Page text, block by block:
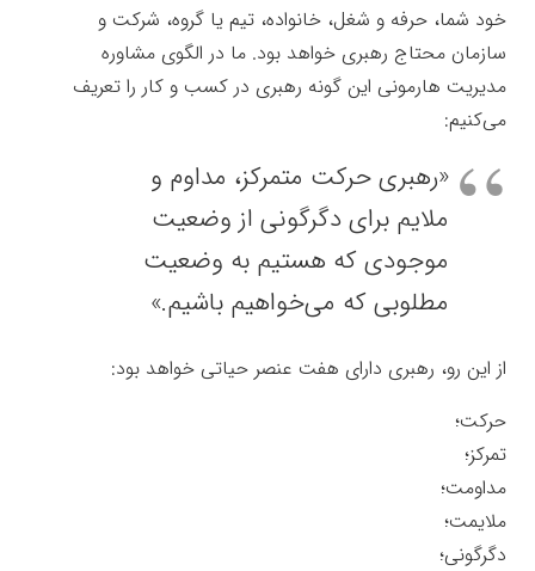
خود شما، حرفه و شغل، خانواده، تیم یا گروه، شرکت و
سازمان محتاج رهبری خواهد بود. ما در الگوی مشاوره
مدیریت هارمونی این گونه رهبری در کسب و کار را تعریف
می‌کنیم:
«رهبری حرکت متمرکز، مداوم و
ملایم برای دگرگونی از وضعیت
موجودی که هستیم به وضعیت
مطلوبی که می‌خواهیم باشیم.»
از این رو، رهبری دارای هفت عنصر حیاتی خواهد بود:
حرکت؛
تمرکز؛
مداومت؛
ملایمت؛
دگرگونی؛